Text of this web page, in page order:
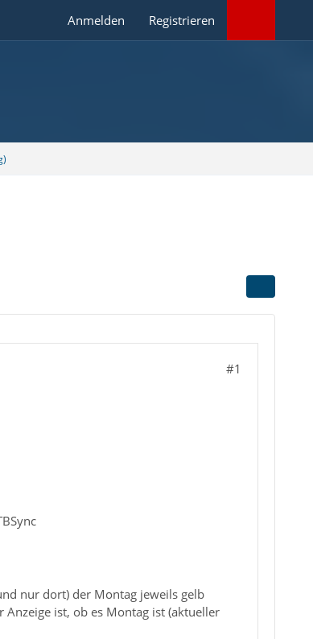
Anmelden Registrieren
#1
nur dort) der Montag jeweils gelb
ist, ob es Montag ist (aktueller